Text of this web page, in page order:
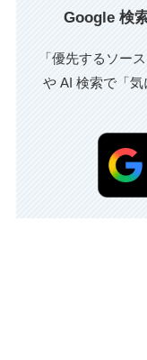
Google 検
「優先するソー
や AI 検索で「